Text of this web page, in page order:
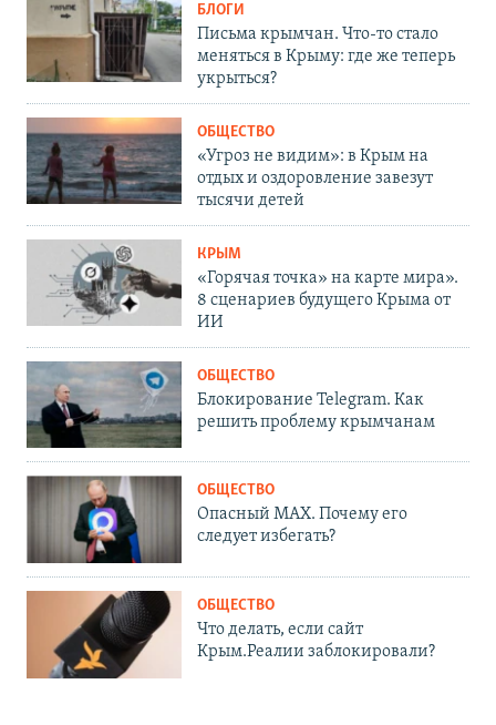
БЛОГИ
Письма крымчан. Что-то стало
меняться в Крыму: где же теперь
укрыться?
ОБЩЕСТВО
«Угроз не видим»: в Крым на
отдых и оздоровление завезут
тысячи детей
КРЫМ
«Горячая точка» на карте мира».
8 сценариев будущего Крыма от
ИИ
ОБЩЕСТВО
Блокирование Telegram. Как
решить проблему крымчанам
ОБЩЕСТВО
Опасный MAX. Почему его
следует избегать?
ОБЩЕСТВО
Что делать, если сайт
Крым.Реалии заблокировали?